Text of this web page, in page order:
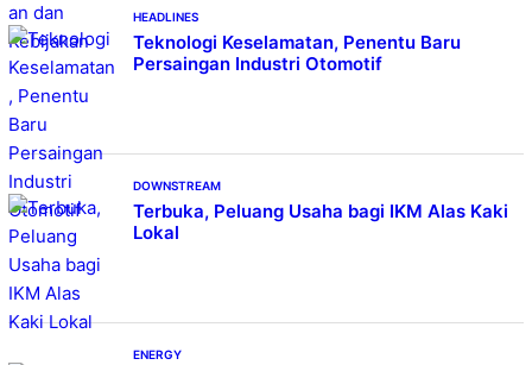
HEADLINES
Teknologi Keselamatan, Penentu Baru
Persaingan Industri Otomotif
DOWNSTREAM
Terbuka, Peluang Usaha bagi IKM Alas Kaki
Lokal
ENERGY